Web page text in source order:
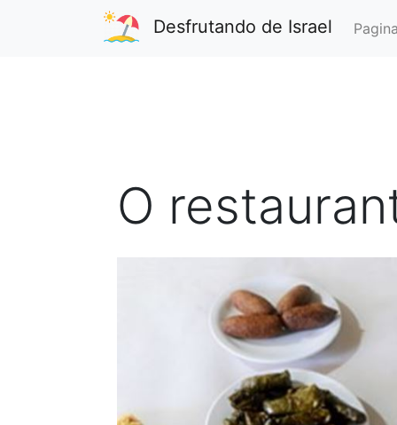
Desfrutando de Israel
O